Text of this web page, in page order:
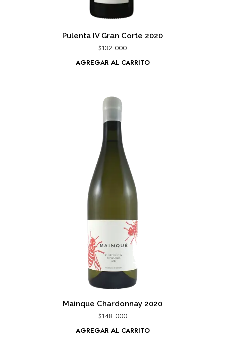
Pulenta IV Gran Corte 2020
$132.000
AGREGAR AL CARRITO
Mainque Chardonnay 2020
$148.000
AGREGAR AL CARRITO